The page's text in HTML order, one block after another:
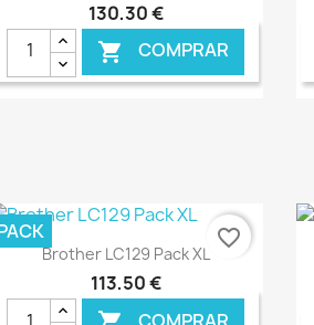
130,30 €
 COMPRAR
Ver+
Brother LC129 Pack XL
113,50 €
COMPRAR
favorite_border